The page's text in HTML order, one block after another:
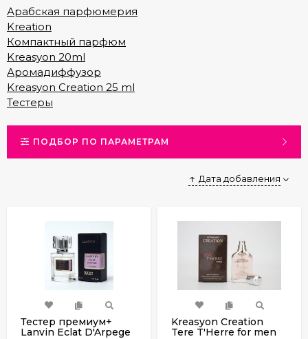
Арабская парфюмерия
Kreation
Компактный парфюм
Kreasyon 20ml
Аромадиффузор
Kreasyon Creation 25 ml
Тестеры
ПОДБОР ПО ПАРАМЕТРАМ
Дата добавления
Тестер премиум+
Lanvin Eclat D'Arpege
Kreasyon Creation
Tere T'Herre for men